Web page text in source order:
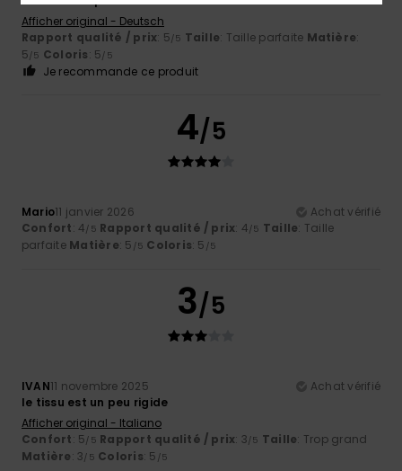
Afficher original - Deutsch
Rapport qualité / prix: 5/5 Taille: Taille parfaite Matière:
5/5 Coloris: 5/5
Je recommande ce produit
4/5
Mario11 janvier 2026
Achat vérifié
Confort: 4/5 Rapport qualité / prix: 4/5 Taille: Taille
parfaite Matière: 5 /5 Coloris: 5 /5
3/5
IVAN11 novembre 2025
Achat vérifié
le tissu est un peu rigide
Afficher original - Italiano
Confort: 5/5 Rapport qualité / prix: 3/5 Taille: Trop grand
Matière: 3/5 Coloris: 5 /5